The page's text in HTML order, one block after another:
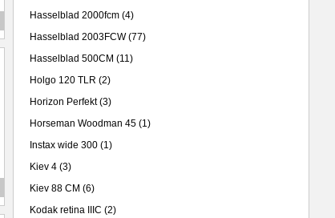
Hasselblad 2000fcm (4)
Hasselblad 2003FCW(77)
Hasselblad 500CM (11)
Holgo 120 TLR (2)
Horizon Perfekt(3)
Horseman Woodman 45 (1)
Instax wide 300 (1)
Kiev 4 (3)
Kiev 88 CM (6)
Kodak retina IIIC (2)